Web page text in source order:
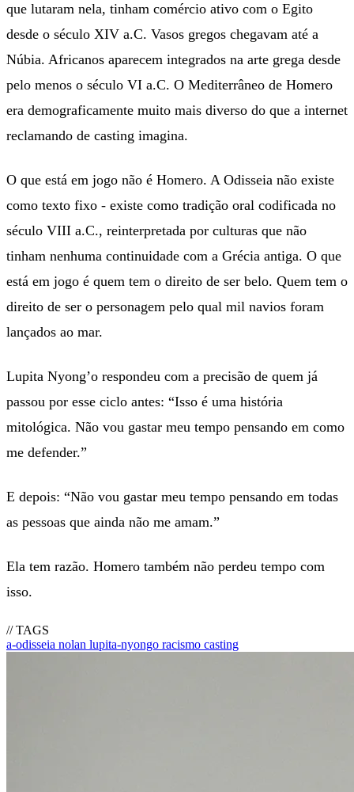
que lutaram nela, tinham comércio ativo com o Egito
desde o século XIV a.C. Vasos gregos chegavam até a
Núbia. Africanos aparecem integrados na arte grega desde
pelo menos o século VI a.C. O Mediterrâneo de Homero
era demograficamente muito mais diverso do que a internet
reclamando de casting imagina.
O que está em jogo não é Homero. A Odisseia não existe
como texto fixo - existe como tradição oral codificada no
século VIII a.C., reinterpretada por culturas que não
tinham nenhuma continuidade com a Grécia antiga. O que
está em jogo é quem tem o direito de ser belo. Quem tem o
direito de ser o personagem pelo qual mil navios foram
lançados ao mar.
Lupita Nyong’o respondeu com a precisão de quem já
passou por esse ciclo antes: “Isso é uma história
mitológica. Não vou gastar meu tempo pensando em como
me defender.”
E depois: “Não vou gastar meu tempo pensando em todas
as pessoas que ainda não me amam.”
Ela tem razão. Homero também não perdeu tempo com
isso.
// TAGS
a-odisseia nolan lupita-nyongo racismo casting